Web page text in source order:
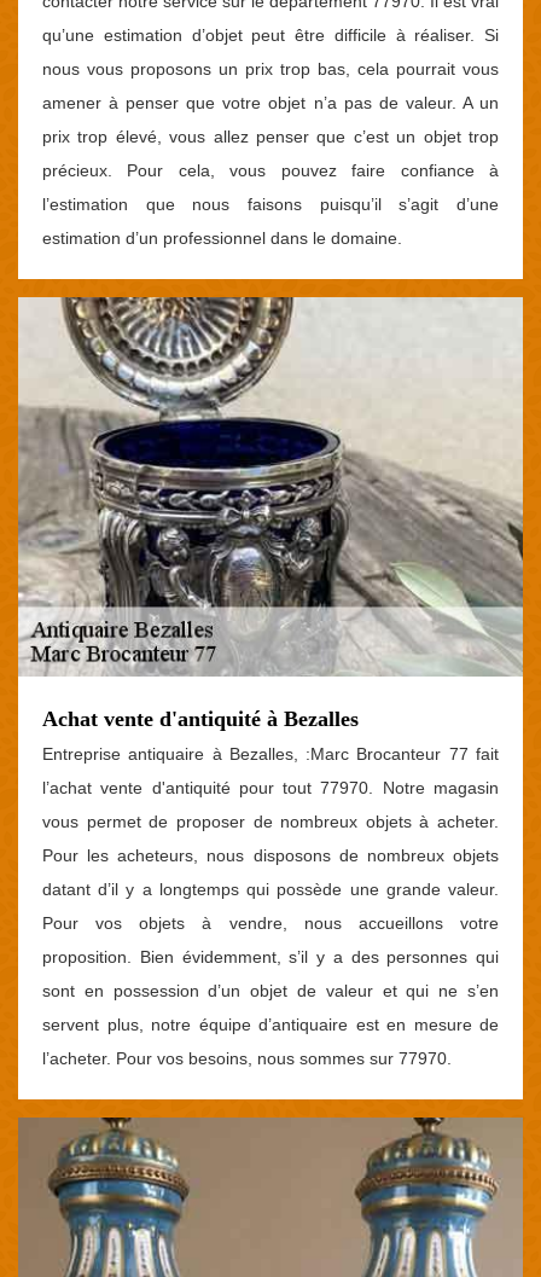
qu’une estimation d’objet peut être difficile à réaliser. Si
nous vous proposons un prix trop bas, cela pourrait vous
amener à penser que votre objet n’a pas de valeur. A un
prix trop élevé, vous allez penser que c’est un objet trop
précieux. Pour cela, vous pouvez faire confiance à
l’estimation que nous faisons puisqu’il s’agit d’une
estimation d’un professionnel dans le domaine.
Achat vente d'antiquité à Bezalles
Entreprise antiquaire à Bezalles, :Marc Brocanteur 77 fait
l’achat vente d'antiquité pour tout 77970. Notre magasin
vous permet de proposer de nombreux objets à acheter.
Pour les acheteurs, nous disposons de nombreux objets
datant d’il y a longtemps qui possède une grande valeur.
Pour vos objets à vendre, nous accueillons votre
proposition. Bien évidemment, s’il y a des personnes qui
sont en possession d’un objet de valeur et qui ne s’en
servent plus, notre équipe d’antiquaire est en mesure de
l’acheter. Pour vos besoins, nous sommes sur 77970.